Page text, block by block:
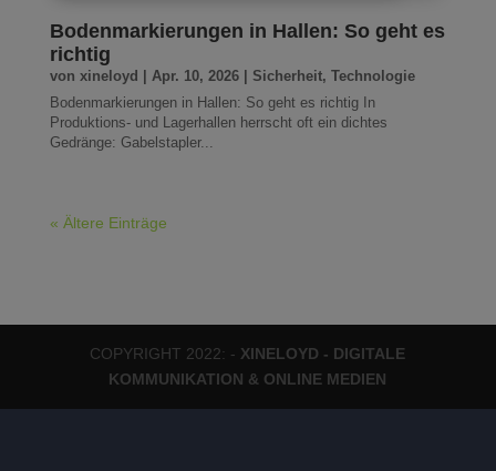
Bodenmarkierungen in Hallen: So geht es
richtig
von xineloyd Apr. 10, 2026| Sicherheit, Technologie
Bodenmarkierungen in Hallen: So geht es richtig In
Produktions- und Lagerhallen herrscht oft ein dichtes
Gedränge: Gabelstapler...
« Ältere Einträge
COPYRIGHT 2022: - XINELOYD - DIGITALE
KOMMUNIKATION & ONLINE MEDIEN